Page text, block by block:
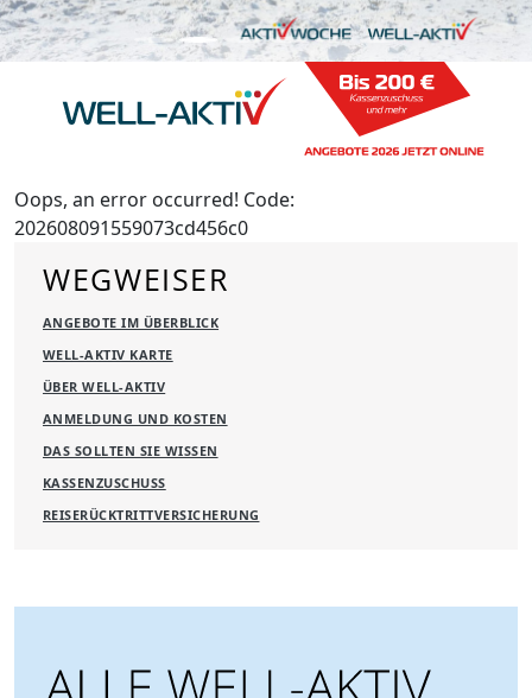
Oops, an error occurred! Code:
202608091559073cd456c0
WEGWEISER
ANGEBOTE IM ÜBERBLICK
WELL-AKTIV KARTE
ÜBER WELL-AKTIV
ANMELDUNG UND KOSTEN
DAS SOLLTEN SIE WISSEN
KASSENZUSCHUSS
REISERÜCKTRITTVERSICHERUNG